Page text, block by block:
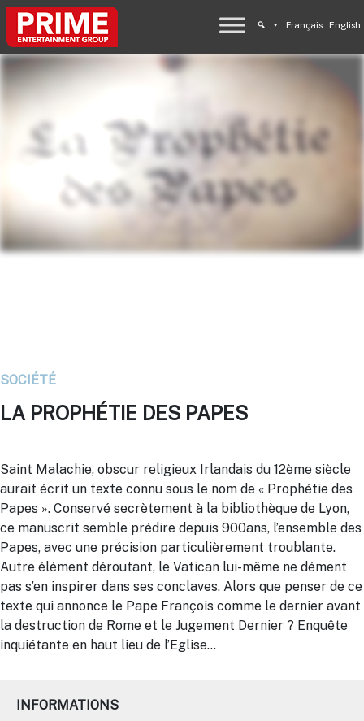
Français English
SOCIÉTÉ
LA PROPHÉTIE DES PAPES
Saint Malachie, obscur religieux Irlandais du 12ème siècle
aurait écrit un texte connu sous le nom de « Prophétie des
Papes ». Conservé secrètement à la bibliothèque de Lyon,
ce manuscrit semble prédire depuis 900ans, l’ensemble des
Papes, avec une précision particulièrement troublante.
Autre élément déroutant, le Vatican lui-même ne dément
pas s’en inspirer dans ses conclaves. Alors que penser de ce
texte qui annonce le Pape François comme le dernier avant
la destruction de Rome et le Jugement Dernier ? Enquête
inquiétante en haut lieu de l’Eglise…
INFORMATIONS